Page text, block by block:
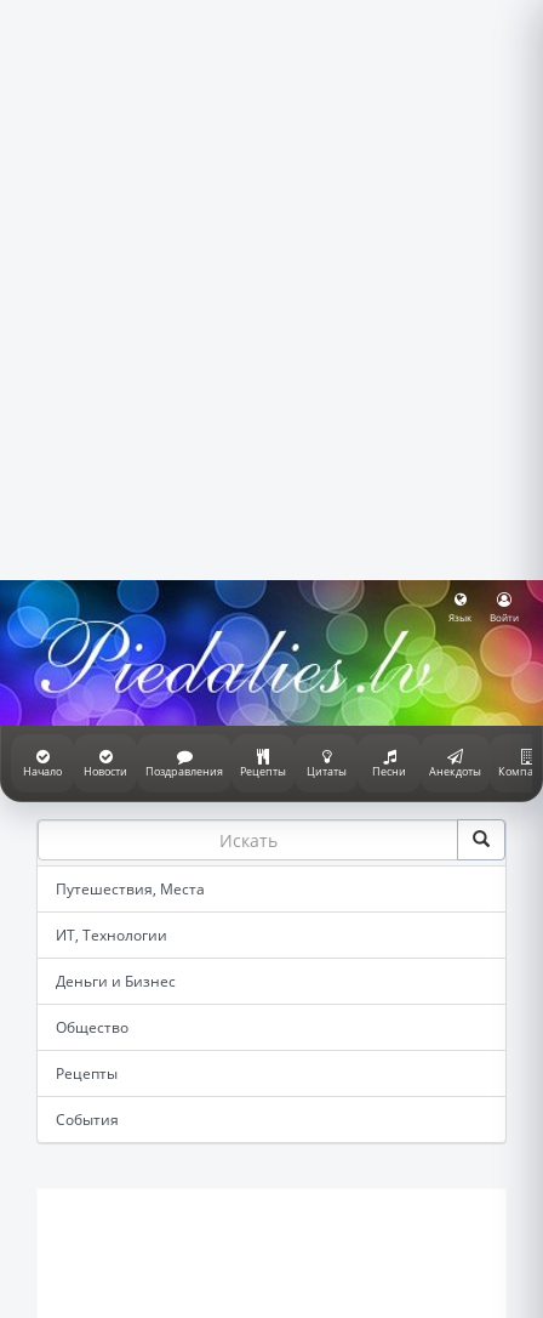
Язык Войти
Начало Новости Поздравления Рецепты Цитаты Песни Анекдоты
Путешествия, Места
ИТ, Технологии
Деньги и Бизнес
Общество
Рецепты
События